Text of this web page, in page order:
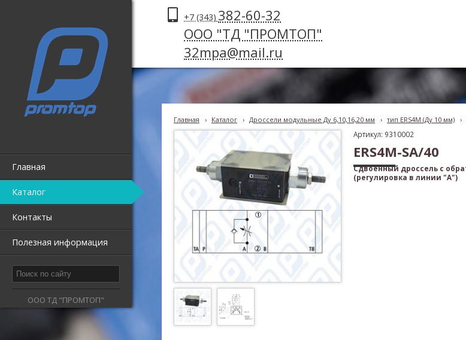
Главная
Каталог
Контакты
Полезная информация
ООО ТД "ПРОМТОП"
+7 (343) 382-60-32
ООО "ТД "ПРОМТОП"
32mpa@mail.ru
Главная › Каталог › Дроссели модульные Ду 6,10,16,20 мм › тип ERS4M (Ду 10 мм) ›
Артикул: 9310002
ERS4M-SA/40
Сдвоенный дроссель с
(регулировка в линии "А")